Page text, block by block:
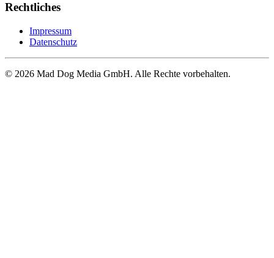
Rechtliches
Impressum
Datenschutz
© 2026 Mad Dog Media GmbH. Alle Rechte vorbehalten.